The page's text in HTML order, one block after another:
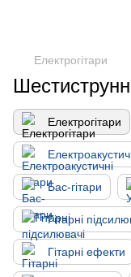
Електрогітари
Електрогітари
Бас-гітари
Гітарні
Гітарні ефекти